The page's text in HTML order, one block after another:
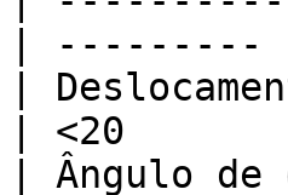
| --------- |
|
| <20       |
| Ângulo